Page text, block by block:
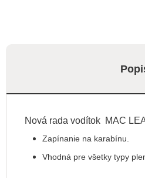
Nová rada vodítok MAC
Zapínanie na karabínu
Vhodná pre všetky typy